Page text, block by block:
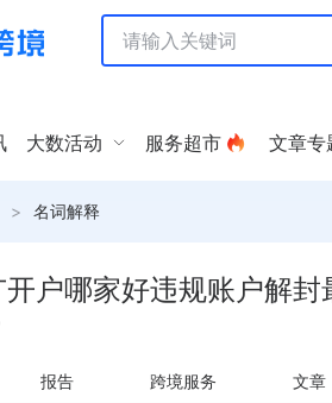
大数活动 服务超市 文章专
> 名词解释
户哪家好违规账户解封
报告 跨境服务 文章